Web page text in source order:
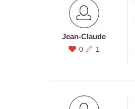
Jean-Claude
0 1